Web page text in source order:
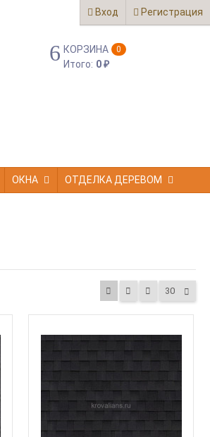
Вход Регистрация
КОРЗИНА 0
Итого: 0₽
ОКНА ОТДЕЛКА ДЕРЕВОМ
30